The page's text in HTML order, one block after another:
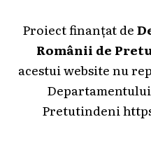
Proiect finanțat de
Românii de
acestui website nu
Pretutindeni